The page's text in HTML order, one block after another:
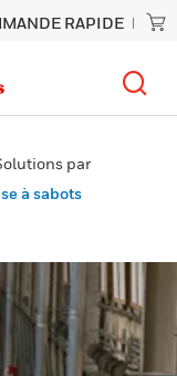
RAPIDE
par
à sabots